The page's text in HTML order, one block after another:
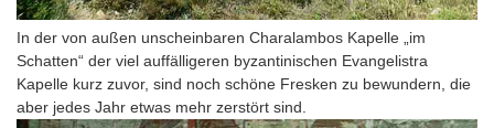
In der von außen unscheinbaren Charalambos Kapelle „im
Schatten“ der viel auffälligeren byzantinischen Evangelistra
Kapelle kurz zuvor, sind noch schöne Fresken zu bewundern, die
aber jedes Jahr etwas mehr zerstört sind.